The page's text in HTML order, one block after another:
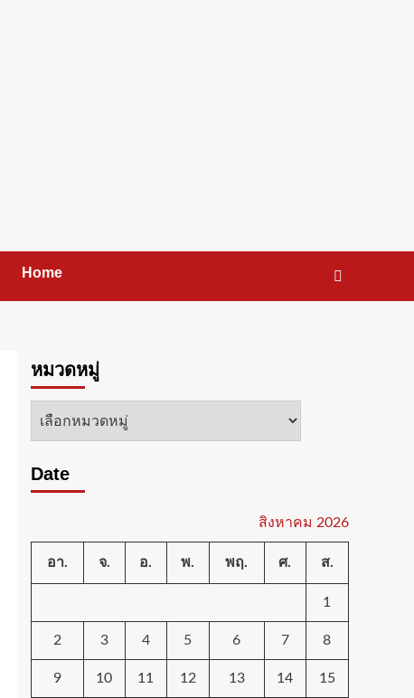
Home
หมวดหมู่
หมวด
Date
สิงหาคม 2026
อา. จ. อ. พ. พฤ. ศ. ส.
1
2 3 4 5 6 7 8
9 10 11 12 13 14 15